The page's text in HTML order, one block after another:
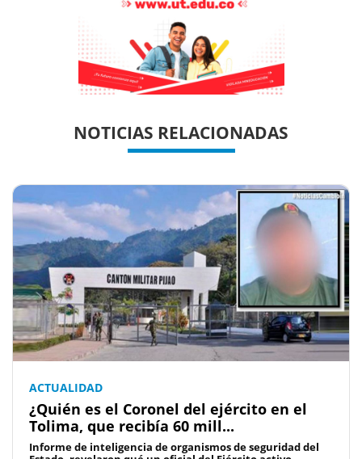
NOTICIAS RELACIONADAS
ACTUALIDAD
¿Quién es el Coronel del ejército en el
Tolima, que recibía 60 mill...
Informe de inteligencia de organismos de seguridad del